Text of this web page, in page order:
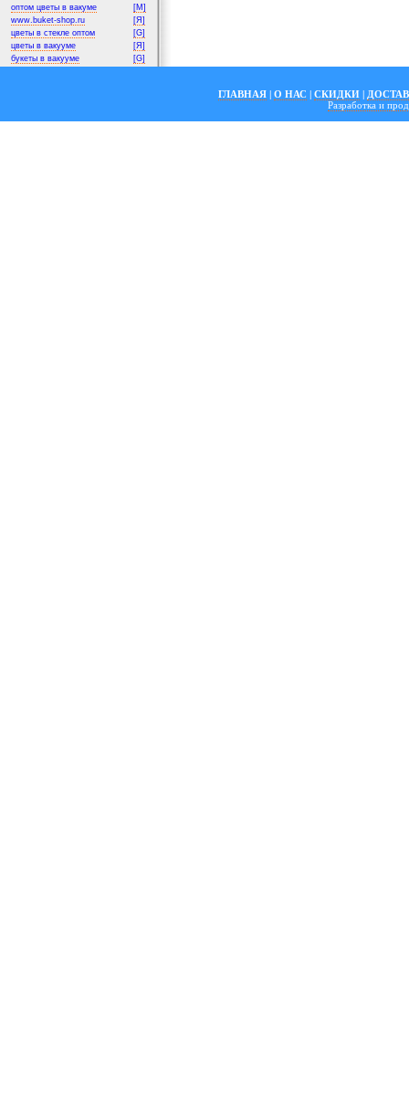
оптом цветы в вакуме
[M]
www.buket-shop.ru
[Я]
цветы в стекле оптом
[G]
цветы в вакууме
[Я]
букеты в вакууме
[G]
ГЛАВНАЯ | О НАС | СКИДКИ |
Разработка и